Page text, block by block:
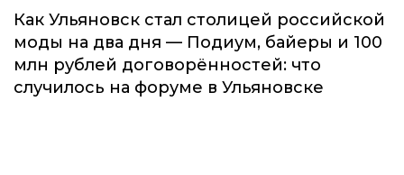
Как Ульяновск стал столицей российской
моды на два дня — Подиум, байеры и 100
млн рублей договорённостей: что
случилось на форуме в Ульяновске